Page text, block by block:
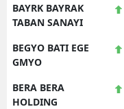
BAYRK BAYRAK
TABAN SANAYI
BEGYO BATI EGE
GMYO
BERA BERA
HOLDING